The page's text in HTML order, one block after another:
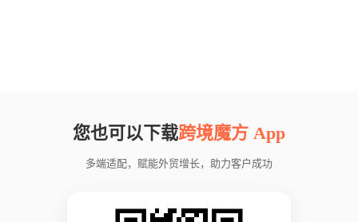
您也可以下载跨境魔方 App
多端适配，赋能外贸增长，助力客户成功